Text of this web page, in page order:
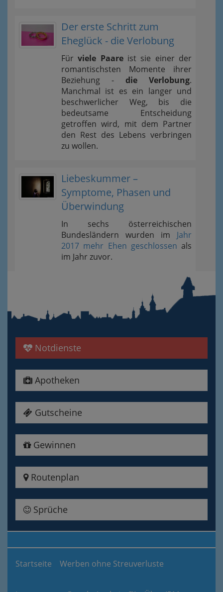
Der erste Schritt zum
Eheglück - die Verlobung
Fürviele Paareist sie einer der
romantischsten Momente ihrer
Beziehung - die Verlobung.
Manchmal ist es ein langer und
beschwerlicher Weg, bis die
bedeutsame Entscheidung
getroffen wird, mit dem Partner
den Rest des Lebens verbringen
zu wollen.
Liebeskummer –
Symptome, Phasen und
Überwindung
In sechs österreichischen
Bundesländern wurden im Jahr
2017 mehr Ehen geschlossen als
im Jahr zuvor.
Notdienste
Apotheken
Gutscheine
Gewinnen
Routenplan
Sprüche
Startseite Werben ohne Streuverluste